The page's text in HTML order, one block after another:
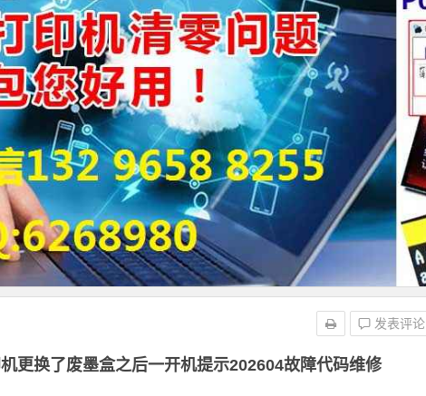
更换了废墨盒之后一开机提示202604故障代码维修
发表评论